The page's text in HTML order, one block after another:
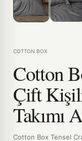
COTTON BOX
Cotton
Çift
Takımı
Cotton Box Tensel